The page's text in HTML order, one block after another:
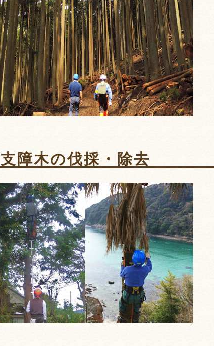
支障木の伐採・除去